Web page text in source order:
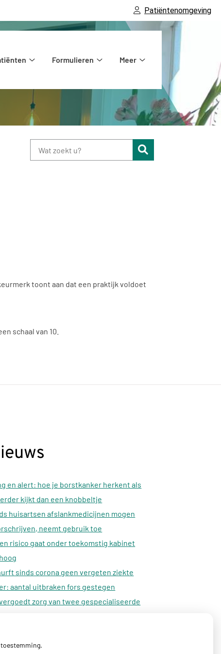
Patiëntenomgeving
submenu
Formulieren
Meer
submenu
toont aan dat een praktijk voldoet
schaal van 10.
en alert: hoe je borstkanker herkent als
kijkt dan een knobbeltje
huisartsen afslankmedicijnen mogen
neemt gebruik toe
risico gaat onder toekomstig kabinet
sinds corona geen vergeten ziekte
aantal uitbraken fors gestegen
zorg van twee gespecialiseerde